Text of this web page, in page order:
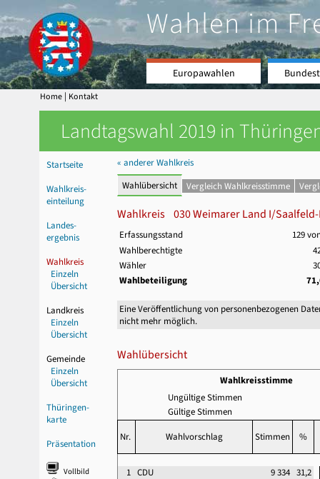
Wahlen im
Europawahlen
Home | Kontakt
Landtagswahl 2019 in
Startseite
Wahlkreis-
einteilung
Landes-
ergebnis
Wahlkreis
Einzeln
Übersicht
Landkreis
Einzeln
Übersicht
Gemeinde
Einzeln
Übersicht
Thüringen-
karte
Präsentation
Vollbild
« anderer Wahlkreis
Wahlübersicht
Vergleich Wahlkreisstimme
Wahlkreis 030 Weimarer Land I/
Erfassungsstand
129
Wahlberechtigte
Wähler
Wahlbeteiligung
Eine Veröffentlichung von personenbezogenen
nicht mehr möglich.
Wahlübersicht
Wahlkreisstimme
Ungültige Stimmen
Gültige Stimmen
Nr. Wahlvorschlag Stimmen %
1 CDU 9 334 31,2